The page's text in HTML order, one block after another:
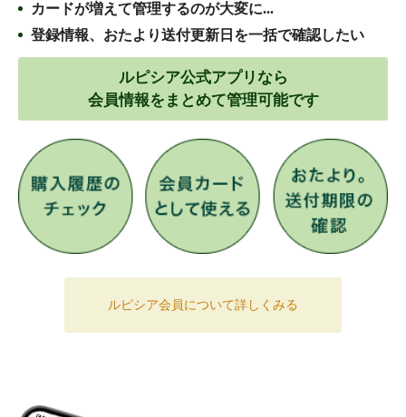
カードが増えて管理するのが大変に...
登録情報、おたより送付更新日を一括で確認したい
ルピシア公式アプリなら
会員情報をまとめて管理可能です
ルピシア会員について詳しくみる